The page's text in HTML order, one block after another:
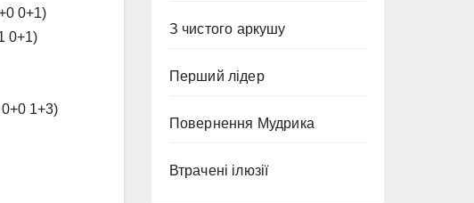
0+1)
0+1)
1+3)
З чистого аркушу
Перший лідер
Повернення Мудрика
Втрачені ілюзії